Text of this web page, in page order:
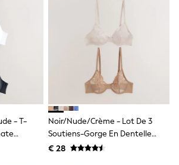
Next
Top & Short Sets
- T-
3 Lot
Noir/nude/crème - Lot De 3
Soutiens-Gorge En Dentelle
(E76841)
€ 28